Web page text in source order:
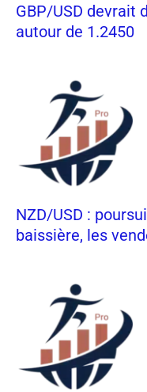
GBP/USD devrait
autour de 1.2450
NZD/USD :
baissière, les